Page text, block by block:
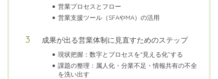
営業プロセスとフロー
営業支援ツール（SFAやMA）の活用
成果が出る営業体制に見直すためのステップ
現状把握：数字とプロセスを“見える化”する
課題の整理：属人化・分業不足・情報共有の不全
を洗い出す